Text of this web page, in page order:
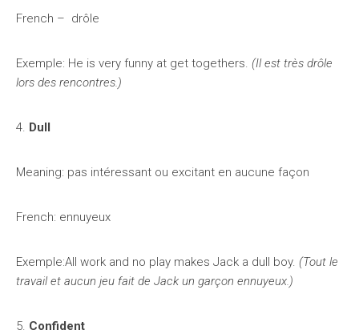
French – drôle
Exemple: He is very funny at get togethers. (Il est très drôle
lors des rencontres.)
4. Dull
Meaning: pas intéressant ou excitant en aucune façon
French: ennuyeux
Exemple:All work and no play makes Jack a dull boy. (Tout le
travail et aucun jeu fait de Jack un garçon ennuyeux.)
5. Confident